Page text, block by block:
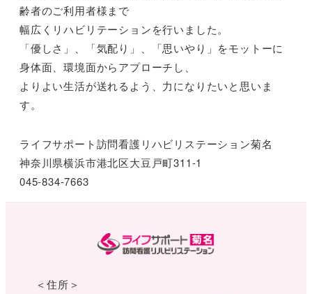
齢者のご利用者様まで
幅広くリハビリテーションを行いました。
「優しさ」、「気配り」、「思いやり」をモットーに
身体面、環境面からアプローチし、
よりよい生活が送れるよう、力になりたいと思いま
す。
ライフサポート訪問看護リハビリステーション菊名
神奈川県横浜市港北区大豆戸町311-1
045-834-7663
＜住所＞